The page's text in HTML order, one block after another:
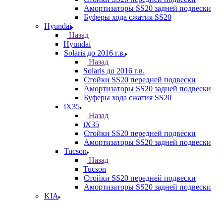
Амортизаторы SS20 задней подвески
Буферы хода сжатия SS20
Hyundai
Назад
Hyundai
Solaris до 2016 г.в.
Назад
Solaris до 2016 г.в.
Стойки SS20 передней подвески
Амортизаторы SS20 задней подвески
Буферы хода сжатия SS20
iX35
Назад
iX35
Стойки SS20 передней подвески
Амортизаторы SS20 задней подвески
Tucson
Назад
Tucson
Стойки SS20 передней подвески
Амортизаторы SS20 задней подвески
KIA